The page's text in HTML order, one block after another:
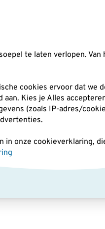
te laten verlopen.
cookies ervoor dat we
Kies je Alles
(zoals IP-adres/
onze cookieverklaring,
& -silo's Nestkasten
Case tbv ATS/ATM 65 HD